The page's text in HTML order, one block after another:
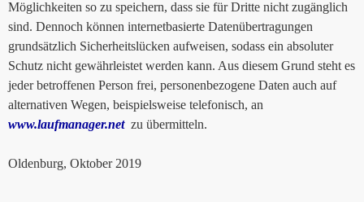
Möglichkeiten so zu speichern, dass sie für Dritte nicht zugänglich
sind. Dennoch können internetbasierte Datenübertragungen
grundsätzlich Sicherheitslücken aufweisen, sodass ein absoluter
Schutz nicht gewährleistet werden kann. Aus diesem Grund steht es
jeder betroffenen Person frei, personenbezogene Daten auch auf
alternativen Wegen, beispielsweise telefonisch, an
www.laufmanager.netzu übermitteln.
Oldenburg, Oktober 2019